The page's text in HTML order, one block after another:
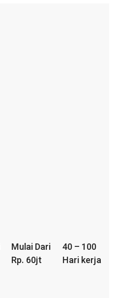
Mulai Dari
Rp. 60jt
40 – 100
Hari kerja